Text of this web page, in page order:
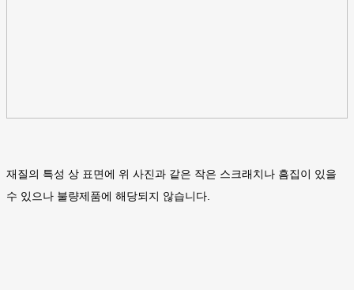
재질의 특성 상 표면에 위 사진과 같은 작은 스크래치나 흠집이 있을
수 있으나 불량제품에 해당되지 않습니다.